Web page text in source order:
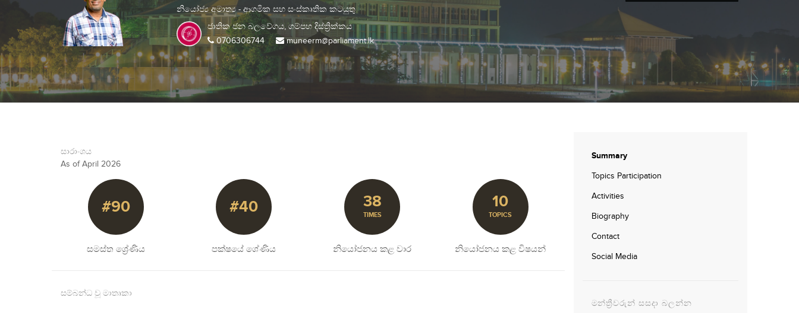
නියෝජ්‍ය අමාත්‍ය - ආගමික සහ සංස්කෘතික කටයුතු
ජාතික ජන බලවේගය, ගම්පහ දිස්ත්‍රික්කය
0706306744
muneerm@parliament.lk
සාරාංශය
As of April 2026
#90
සමස්ත ශ්‍රේණිය
#40
පක්ෂයේ ශේණිය
38
TIMES
නියෝජනය කළ වාර
10
TOPICS
නියෝජනය කළ විෂයන්
සම්බන්ධ වූ මාතෘකා
Summary
Topics Participation
Activities
Biography
Contact
Social Media
මන්ත්‍රීවරුන් සසදා බලන්න